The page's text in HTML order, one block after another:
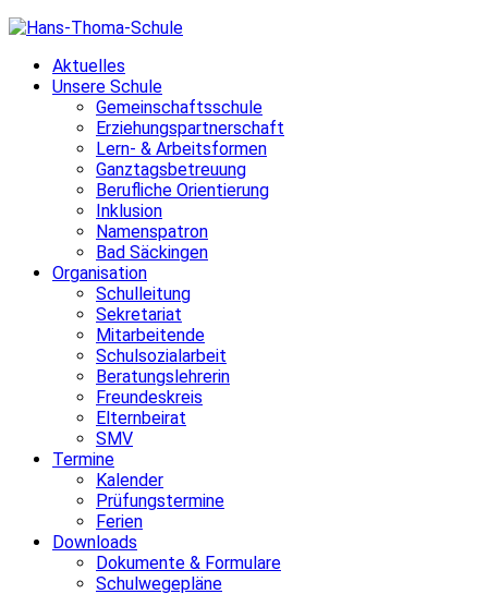
Skip
contentAktuelles
Unsere Schule
Gemeinschaftsschule
Erziehungspartnerschaft
Lern- & Arbeitsformen
Ganztagsbetreuung
Berufliche Orientierung
Inklusion
Namenspatron
Bad Säckingen
Organisation
Schulleitung
Sekretariat
Mitarbeitende
Schulsozialarbeit
Beratungslehrerin
Freundeskreis
Elternbeirat
SMV
Termine
Kalender
Prüfungstermine
Ferien
Downloads
Dokumente & Formulare
Schulwegepläne